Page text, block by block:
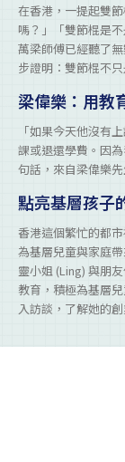
在香港，一提起雙
嗎？」「雙節棍是
萬梁師傅已經聽了
步證明：雙節棍不
梁偉樂：用教
「如果今天他沒有
課或退還學費。因
句話，來自梁偉樂
點亮基層孩子
香港這個繁忙的都
為基層兒童與家庭
靈小姐 (Ling) 與朋
教育，積極為基層
入訪談，了解她的